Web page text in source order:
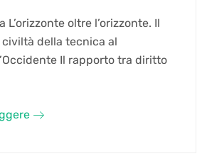
L’orizzonte oltre l’orizzonte. Il
della tecnica al
Il rapporto tra diritto